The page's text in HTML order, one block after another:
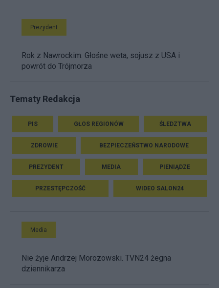
Prezydent
Rok z Nawrockim. Głośne weta, sojusz z USA i
powrót do Trójmorza
Tematy Redakcja
PIS GŁOS REGIONÓW ŚLEDZTWA
ZDROWIE BEZPIECZEŃSTWO NARODOWE
PREZYDENT MEDIA PIENIĄDZE
PRZESTĘPCZOŚĆ WIDEO SALON24
Media
Nie żyje Andrzej Morozowski. TVN24 żegna
dziennikarza